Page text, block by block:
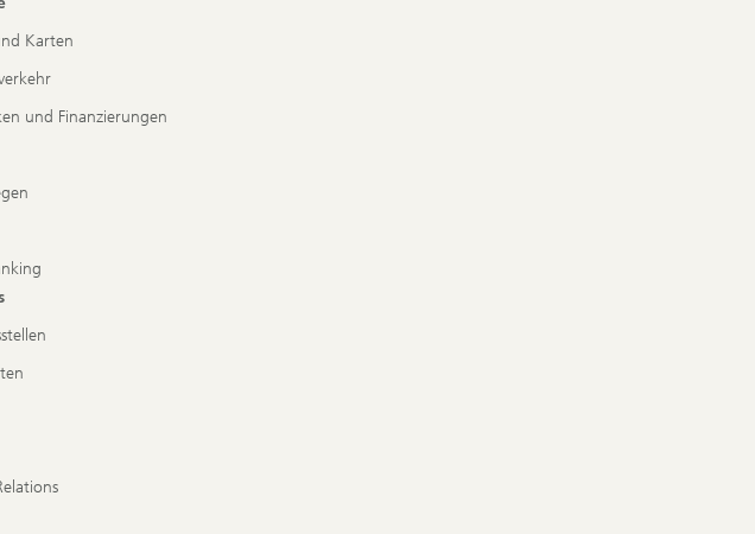
Karten
und Finanzierungen